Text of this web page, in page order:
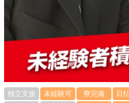
独立支援 未経験可 寮完備
日